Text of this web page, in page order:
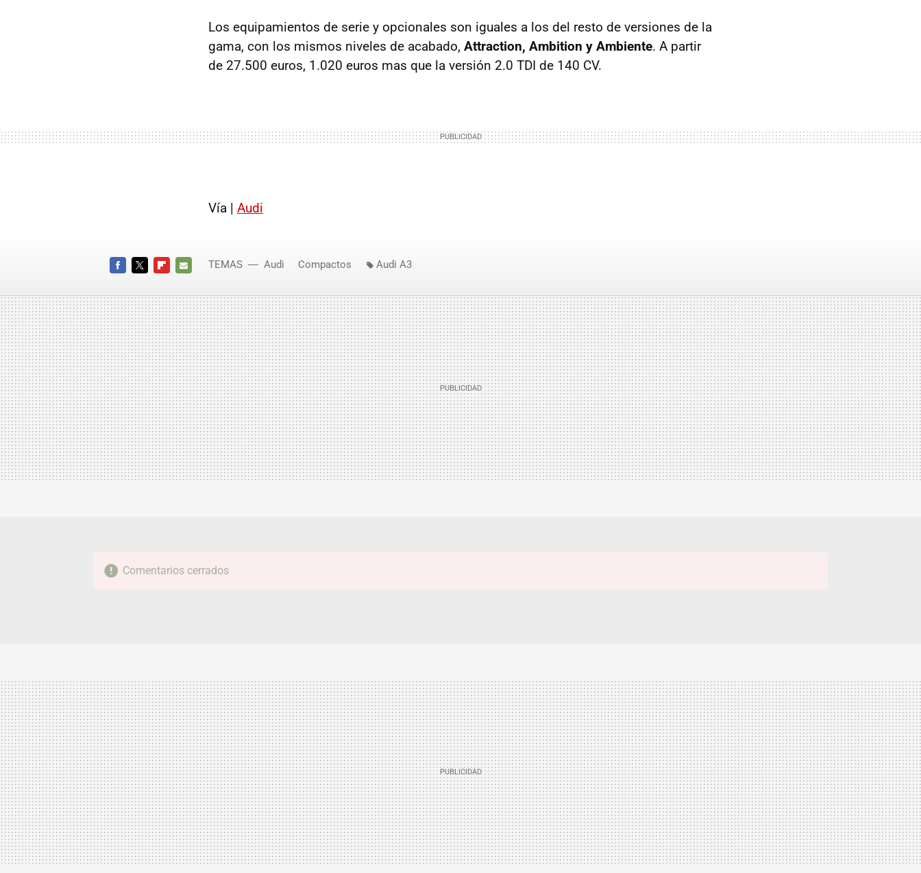
Los equipamientos de serie y opcionales son iguales a los del resto de versiones de la
gama, con los mismos niveles de acabado, Attraction, Ambition y Ambiente. A partir
de 27.500 euros, 1.020 euros mas que la versión 2.0 TDI de 140 CV.
Vía | Audi
MAIL
TEMAS Audi Compactos Audi A3
Comentarios cerrados